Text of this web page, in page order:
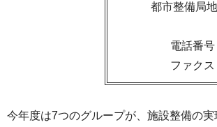
都市整備局
電話番
ファク
今年度は7つのグループが、施設整備の